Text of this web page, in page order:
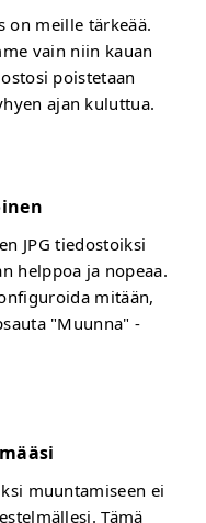
on meille tärkeää.
vain niin kauan
poistetaan
ajan kuluttua.
JPG tiedostoiksi
helppoa ja nopeaa.
mitään,
"Muunna" -
muuntamiseen ei
Tämä